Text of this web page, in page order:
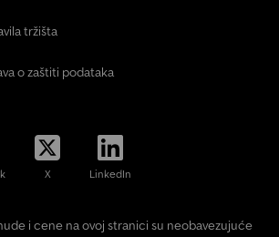
tržišta
o zaštiti podataka
X LinkedIn
i cene na ovoj stranici su neobavezujuće